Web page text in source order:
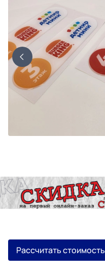
Рассчитать стоимость